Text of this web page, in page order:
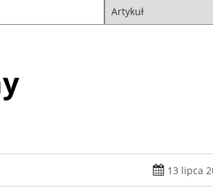
13 lipca